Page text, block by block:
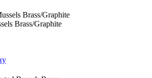
Brass/Graphite